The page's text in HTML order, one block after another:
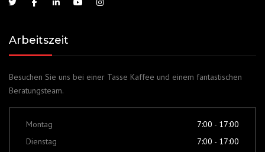
Arbeitszeit
Besuchen Sie uns bei einer Tasse Kaffee und einem fantastischen
Beratungsteam.
Montag
7:00 - 17:00
Dienstag
7:00 - 17:00